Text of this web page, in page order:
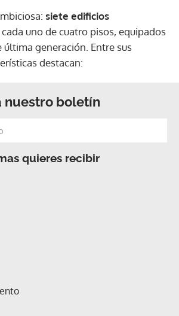
siete edificios
cada uno de cuatro pisos, equipados
generación. Entre sus
destacan:
nuestro boletín
quieres recibir